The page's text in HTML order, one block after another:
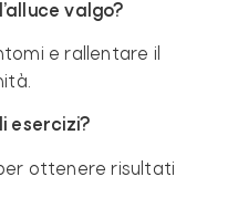
valgo?
e rallentare il
esercizi?
ottenere risultati